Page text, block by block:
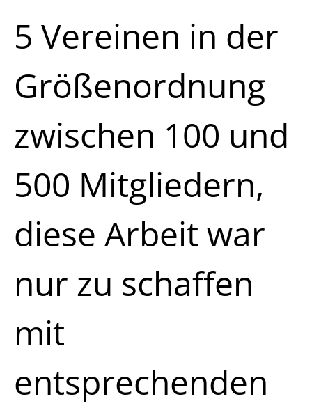
5 Vereinen in der
Größenordnung
zwischen 100 und
500 Mitgliedern,
diese Arbeit war
nur zu schaffen
mit
entsprechenden